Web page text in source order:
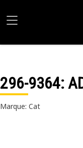
296-9364:
Marque: Cat